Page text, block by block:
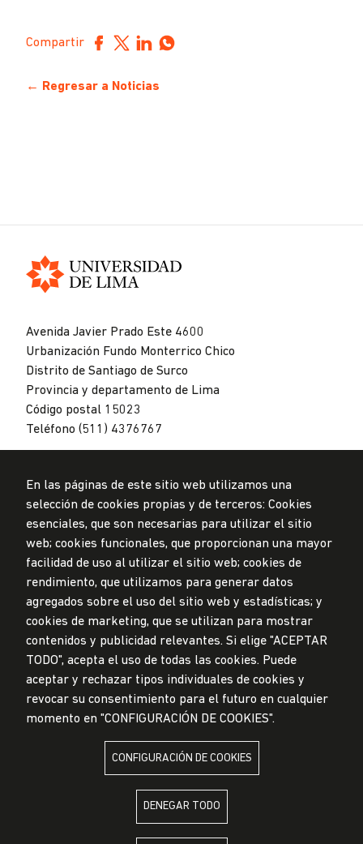
Compartir
← Regresar a Noticias
Avenida Javier Prado Este 4600
Urbanización Fundo Monterrico Chico
Distrito de Santiago de Surco
Provincia y departamento de Lima
Código postal 15023
Teléfono (511) 4376767
Privacidad de datos personales
Mesa de partes
© Universidad de Lima, 2024
Todos los derechos reservados
Diseñado por
Partners
LA UNIVERSIDAD DE LIMA ES MIEMBRO DE
En las páginas de este sitio web utilizamos una
selección de cookies propias y de terceros: Cookies
esenciales, que son necesarias para utilizar el sitio
web; cookies funcionales, que proporcionan una mayor
facilidad de uso al utilizar el sitio web; cookies de
rendimiento, que utilizamos para generar datos
agregados sobre el uso del sitio web y estadísticas; y
cookies de marketing, que se utilizan para mostrar
contenidos y publicidad relevantes. Si elige "ACEPTAR
TODO", acepta el uso de todas las cookies. Puede
aceptar y rechazar tipos individuales de cookies y
revocar su consentimiento para el futuro en cualquier
momento en "CONFIGURACIÓN DE COOKIES".
CONFIGURACIÓN DE COOKIES
DENEGAR TODO